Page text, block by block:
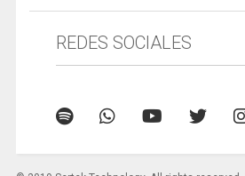
REDES SOCIALES